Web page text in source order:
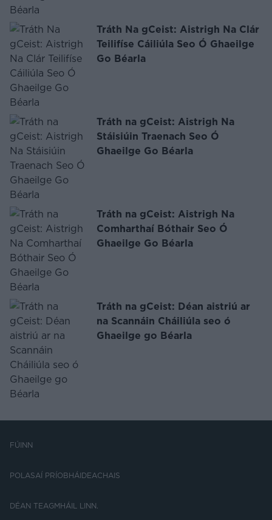
Tráth Na gCeist: Aistrigh Na Clár
Teilifíse Cáiliúla Seo Ó Ghaeilge
Go Béarla
Tráth na gCeist: Aistrigh Na
Stáisiúin Traenach Seo Ó
Ghaeilge Go Béarla
Tráth na gCeist: Aistrigh Na
Comharthaí Bóthair Seo Ó
Ghaeilge Go Béarla
Tráth na gCeist: Déan aistriú ar
na Scannáin Cháiliúla seo ó
Ghaeilge go Béarla
FÚINN
POLASAÍ PRÍOBHÁIDEACHAIS
DÉAN TEAGMHÁIL LINN.